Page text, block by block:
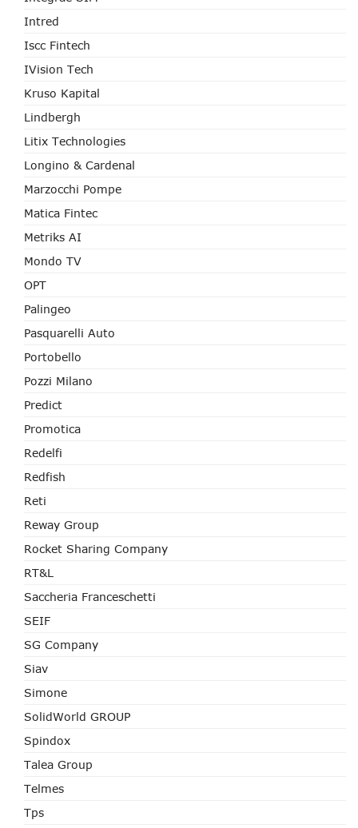
Intred
Iscc Fintech
IVision Tech
Kruso Kapital
Lindbergh
Litix Technologies
Longino & Cardenal
Marzocchi Pompe
Matica Fintec
Metriks AI
Mondo TV
OPT
Palingeo
Pasquarelli Auto
Portobello
Pozzi Milano
Predict
Promotica
Redelfi
Redfish
Reti
Reway Group
Rocket Sharing Company
RT&L
Saccheria Franceschetti
SEIF
SG Company
Siav
Simone
SolidWorld GROUP
Spindox
Talea Group
Telmes
Tps